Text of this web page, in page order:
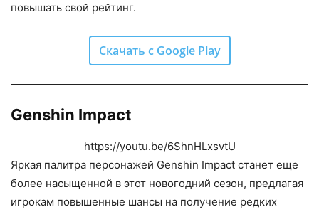
повышать свой рейтинг.
Скачать с Google Play
Genshin Impact
https://youtu.be/6ShnHLxsvtU
Яркая палитра персонажей Genshin Impact станет еще
более насыщенной в этот новогодний сезон, предлагая
игрокам повышенные шансы на получение редких